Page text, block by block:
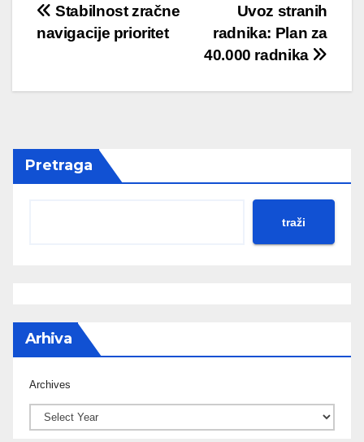
Post
navigation
Uvoz stranih
radnika: Plan za
40.000 radnika
Stabilnost zračne
navigacije prioritet
Pretraga
traži
Arhiva
Archives